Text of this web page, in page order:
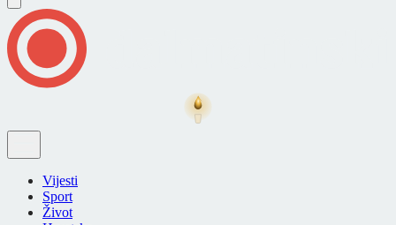
Vijesti
Sport
Život